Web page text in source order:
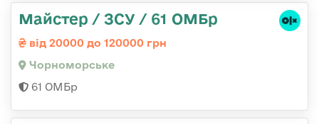
Майстер / ЗСУ / 61 ОМБр
від 20000 до 120000 грн
Чорноморське
61 ОМБр